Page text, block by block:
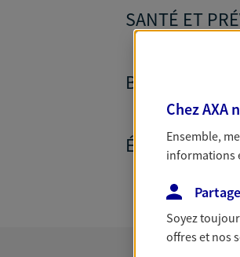
SANTÉ ET
BANQUE ET
ÉPARGNE ET
Chez AXA
Ensemble,
informations
Soyez
offres et nos